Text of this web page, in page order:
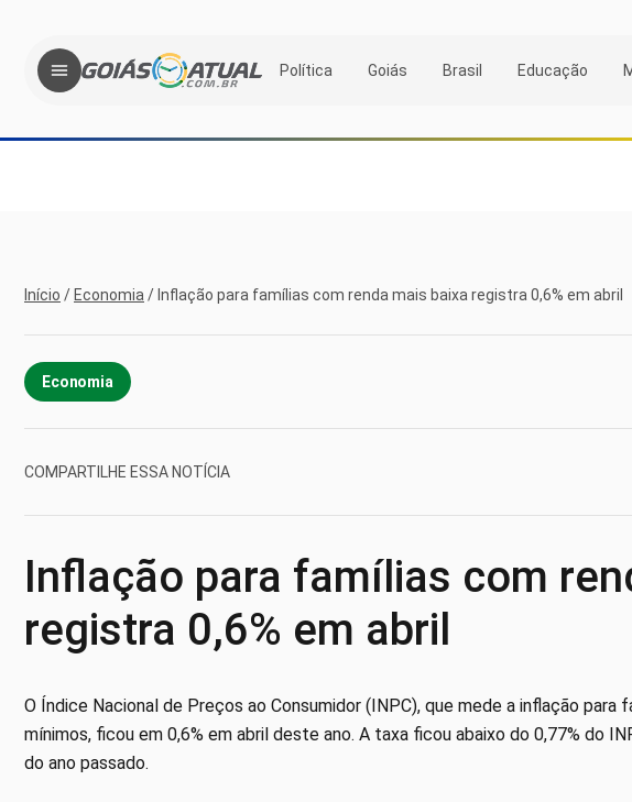
Política Goiás Brasil Educação
Início / Economia / Inflação para famílias com renda mais baixa registra 0,6% em abril
Economia
COMPARTILHE ESSA NOTÍCIA
Inflação para famílias com
registra 0,6% em abril
O Índice Nacional de Preços ao Consumidor (INPC), que mede a inflação para
mínimos, ficou em 0,6% em abril deste ano. A taxa ficou abaixo do 0,77% do
do ano passado.